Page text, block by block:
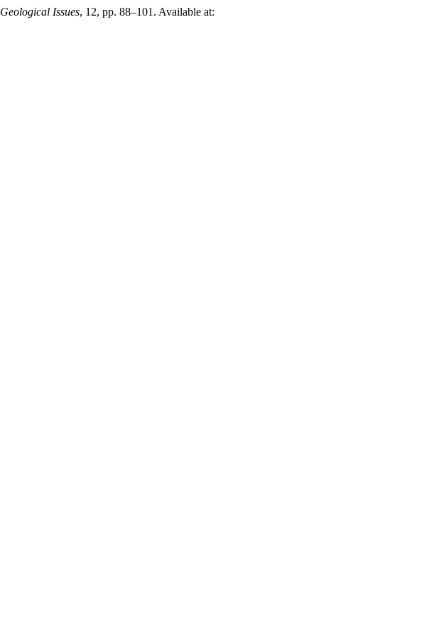
Geological Issues, 12, pp. 88–101. Available at: